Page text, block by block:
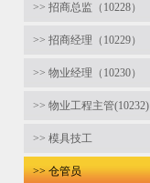
>> 招商总监（10228）
>> 招商经理（10229）
>> 物业经理（10230）
>> 物业工程主管(10232)
>> 模具技工
>> 仓管员